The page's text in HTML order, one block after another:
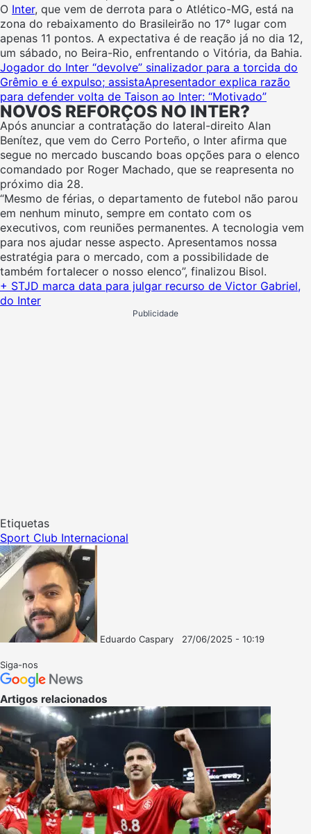
O Inter, que vem de derrota para o Atlético-MG, está na
zona do rebaixamento do Brasileirão no 17° lugar com
apenas 11 pontos. A expectativa é de reação já no dia 12,
um sábado, no Beira-Rio, enfrentando o Vitória, da Bahia.
Jogador do Inter “devolve” sinalizador para a torcida do
Grêmio e é expulso; assistaApresentador explica razão
para defender volta de Taison ao Inter: “Motivado”
NOVOS REFORÇOS NO INTER?
Após anunciar a contratação do lateral-direito Alan
Benítez, que vem do Cerro Porteño, o Inter afirma que
segue no mercado buscando boas opções para o elenco
comandado por Roger Machado, que se reapresenta no
próximo dia 28.
“Mesmo de férias, o departamento de futebol não parou
em nenhum minuto, sempre em contato com os
executivos, com reuniões permanentes. A tecnologia vem
para nos ajudar nesse aspecto. Apresentamos nossa
estratégia para o mercado, com a possibilidade de
também fortalecer o nosso elenco”, finalizou Bisol.
+ STJD marca data para julgar recurso de Victor Gabriel,
do Inter
Publicidade
Etiquetas
Sport Club Internacional
Eduardo Caspary
27/06/2025 - 10:19
Siga-nos
Artigos relacionados